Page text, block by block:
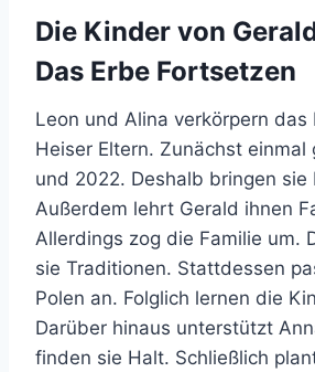
Die Kinder von
Das Erbe Fortsetzen
Leon und Alina verkörpern das
Heiser Eltern. Zunächst einmal
und 2022. Deshalb bringen sie
Außerdem lehrt Gerald ihnen
Allerdings zog die Familie um.
sie Traditionen. Stattdessen
Polen an. Folglich lernen die
Darüber hinaus unterstützt
finden sie Halt. Schließlich